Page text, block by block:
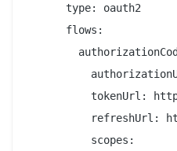
      type: oauth2
      flows:
tokenUrl:
refreshUrl:
          scopes: